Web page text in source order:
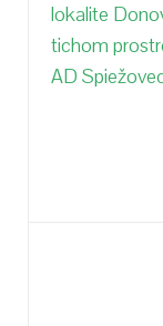
lokalite
tichom
AD